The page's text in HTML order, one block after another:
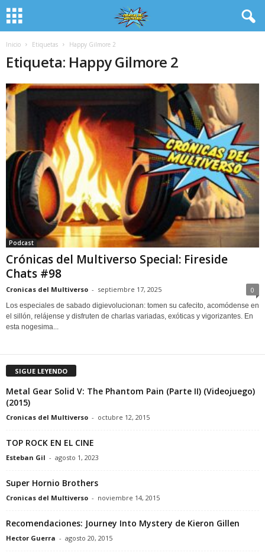
Inicio Etiquetas Happy Gilmore 2
Etiqueta: Happy Gilmore 2
Podcast
Crónicas del Multiverso Special: Fireside
Chats #98
Cronicas del Multiverso - septiembre 17, 2025 0
Los especiales de sabado digievolucionan: tomen su cafecito, acomódense en
el sillón, relájense y disfruten de charlas variadas, exóticas y vigorizantes. En
esta nogesima...
SIGUE LEYENDO
Metal Gear Solid V: The Phantom Pain (Parte II) (Videojuego)
(2015)
Cronicas del Multiverso - octubre 12, 2015
TOP ROCK EN EL CINE
Esteban Gil - agosto 1, 2023
Super Hornio Brothers
Cronicas del Multiverso - noviembre 14, 2015
Recomendaciones: Journey Into Mystery de Kieron Gillen
Hector Guerra - agosto 20, 2015